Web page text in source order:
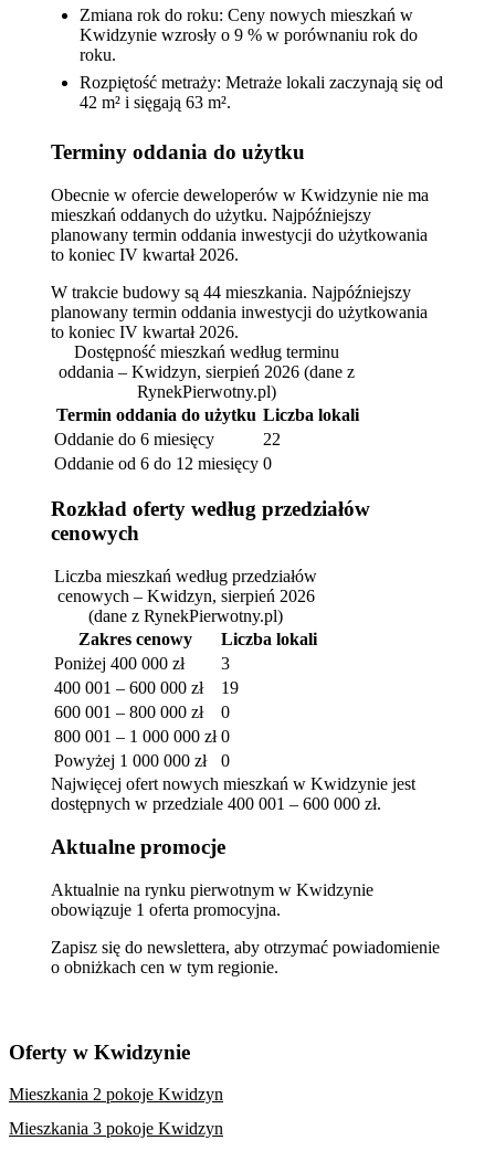
Zmiana rok do roku: Ceny nowych mieszkań w
Kwidzynie wzrosły o 9 % w porównaniu rok do
roku.
Rozpiętość metraży: Metraże lokali zaczynają się od
42 m² i sięgają 63 m².
Terminy oddania do użytku
Obecnie w ofercie deweloperów w Kwidzynie nie ma
mieszkań oddanych do użytku. Najpóźniejszy
planowany termin oddania inwestycji do użytkowania
to koniec IV kwartał 2026.
W trakcie budowy są 44 mieszkania. Najpóźniejszy
planowany termin oddania inwestycji do użytkowania
to koniec IV kwartał 2026.
Dostępność mieszkań według terminu
oddania – Kwidzyn, sierpień 2026 (dane z
RynekPierwotny.pl)
Termin oddania do użytku Liczba lokali
Oddanie do 6 miesięcy
22
Oddanie od 6 do 12 miesięcy 0
Rozkład oferty według przedziałów
cenowych
Liczba mieszkań według przedziałów
cenowych – Kwidzyn, sierpień 2026
(dane z RynekPierwotny.pl)
Zakres cenowy
Liczba lokali
Poniżej 400 000 zł
3
400 001 – 600 000 zł
19
600 001 – 800 000 zł
0
800 001 – 1 000 000 zł 0
Powyżej 1 000 000 zł
0
Najwięcej ofert nowych mieszkań w Kwidzynie jest
dostępnych w przedziale 400 001 – 600 000 zł.
Aktualne promocje
Aktualnie na rynku pierwotnym w Kwidzynie
obowiązuje 1 oferta promocyjna.
Zapisz się do newslettera, aby otrzymać powiadomienie
o obniżkach cen w tym regionie.
Oferty w Kwidzynie
Mieszkania 2 pokoje Kwidzyn
Mieszkania 3 pokoje Kwidzyn